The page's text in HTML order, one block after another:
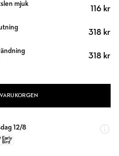
mjuk
116 kr
318 kr
318 kr
12/8